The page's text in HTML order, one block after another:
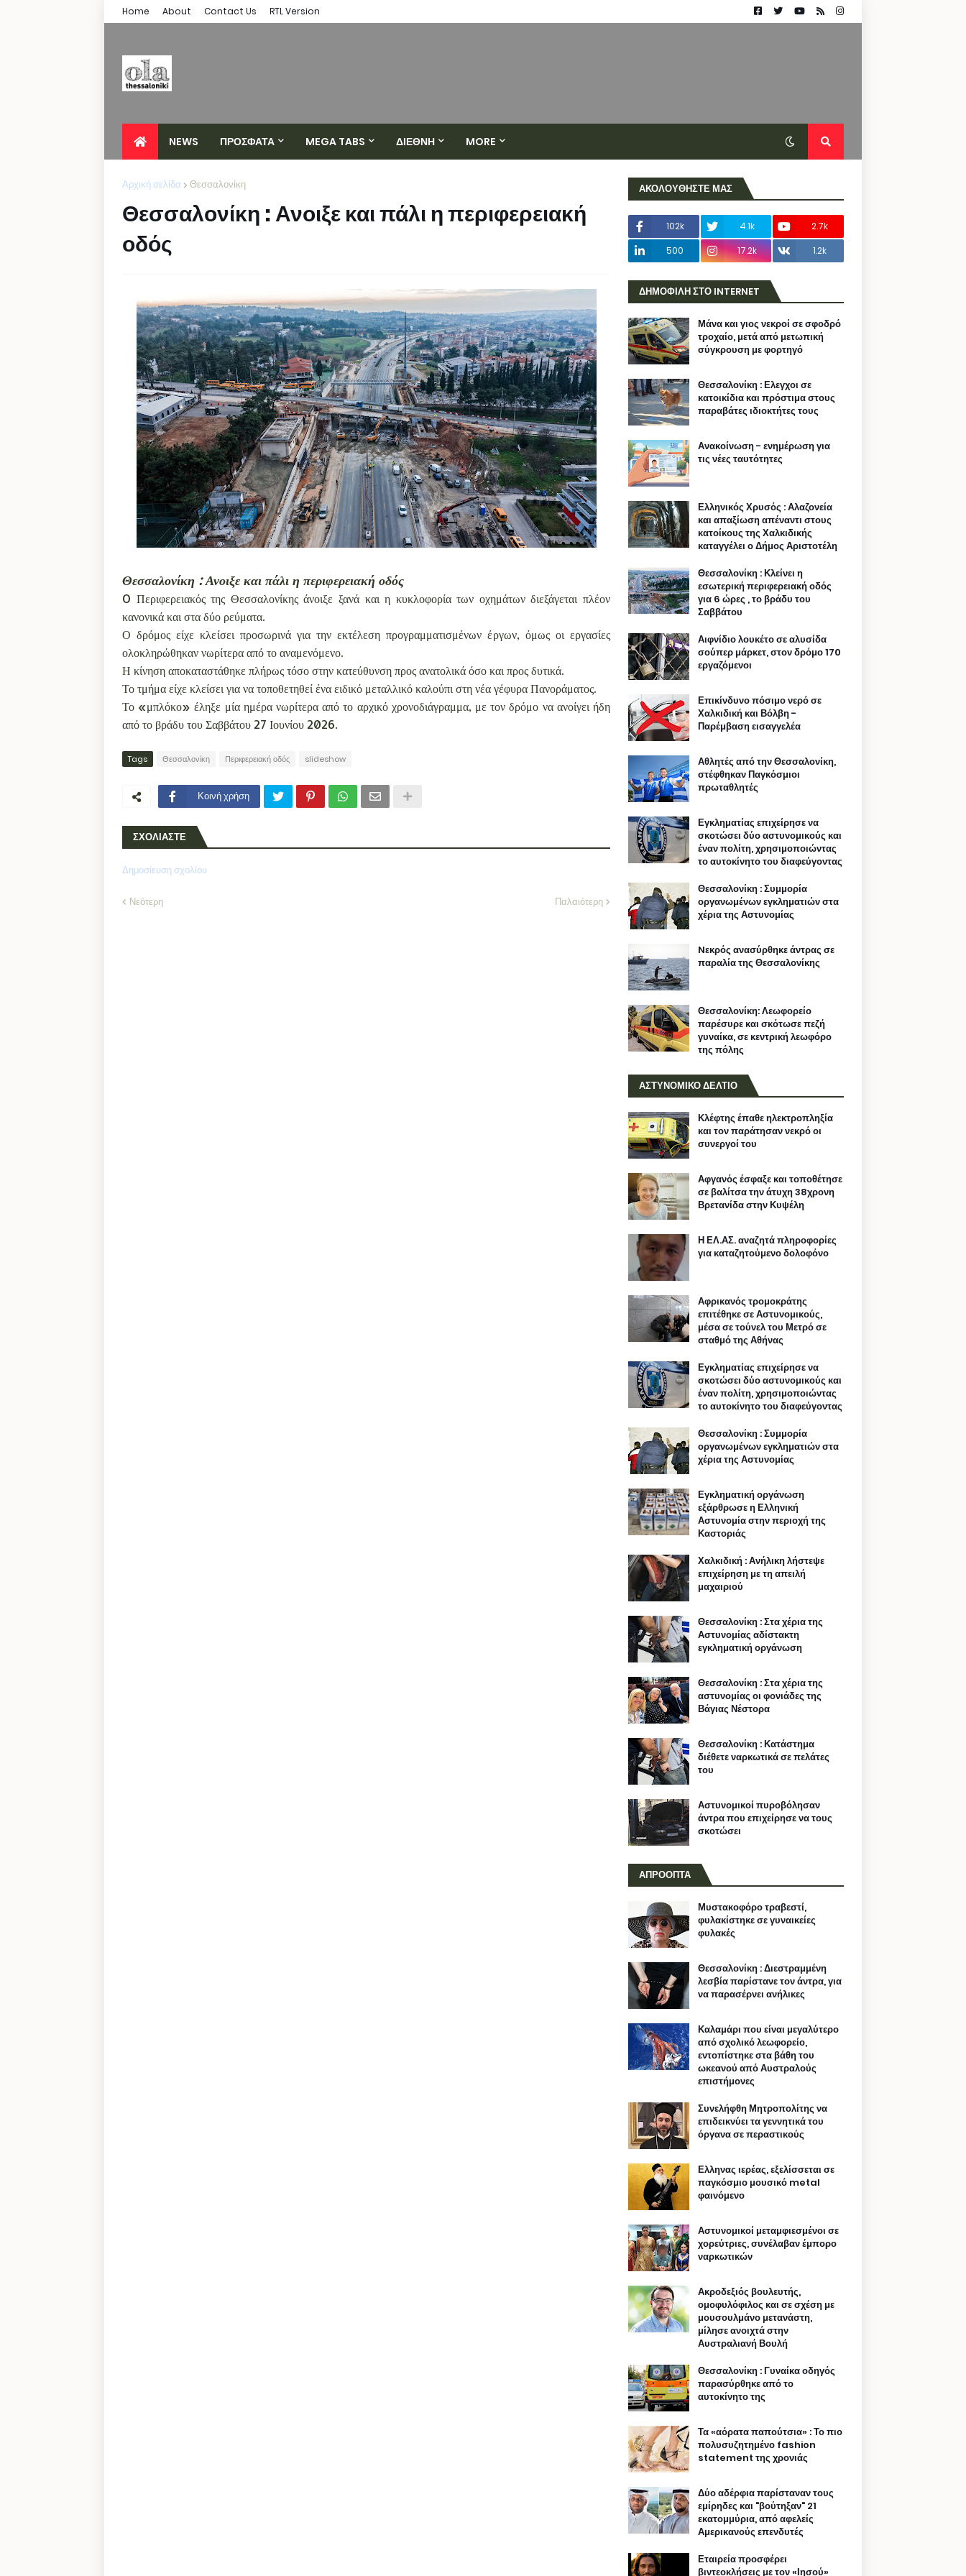
Home About Contact Us RTL Version
NEWS ΠΡΟΣΦΑΤΑ MEGA TABS ΔΙΕΘΝΗ MORE
Αρχική σελίδα Θεσσαλονίκη
Θεσσαλονίκη : Ανοιξε και πάλι η περιφερειακή
οδός
Θεσσαλονίκη : Ανοιξε και πάλι η περιφερειακή οδός
O Περιφερειακός της Θεσσαλονίκης άνοιξε ξανά και η κυκλοφορία των οχημάτων διεξάγεται πλέον
κανονικά και στα δύο ρεύματα.
Ο δρόμος είχε κλείσει προσωρινά για την εκτέλεση προγραμματισμένων έργων, όμως οι εργασίες
ολοκληρώθηκαν νωρίτερα από το αναμενόμενο.
Η κίνηση αποκαταστάθηκε πλήρως τόσο στην κατεύθυνση προς ανατολικά όσο και προς δυτικά.
Το τμήμα είχε κλείσει για να τοποθετηθεί ένα ειδικό μεταλλικό καλούπι στη νέα γέφυρα Πανοράματος.
Το «μπλόκο» έληξε μία ημέρα νωρίτερα από το αρχικό χρονοδιάγραμμα, με τον δρόμο να ανοίγει ήδη
από το βράδυ του Σαββάτου 27 Ιουνίου 2026.
Tags Θεσσαλονίκη Περιφερειακή οδός slideshow
Κοινή χρήση
ΣΧΟΛΙΑΣΤΕ
Δημοσίευση σχολίου
Νεότερη Παλαιότερη
ΑΚΟΛΟΥΘΗΣΤΕ ΜΑΣ
102k 4.1k
2.7k
500
17.2k 1.2k
ΔΗΜΟΦΙΛΗ ΣΤΟ INTERNET
Μάνα και γιος νεκροί σε σφοδρό
τροχαίο, μετά από μετωπική
σύγκρουση με φορτηγό
Θεσσαλονίκη : Ελεγχοι σε
κατοικίδια και πρόστιμα στους
παραβάτες ιδιοκτήτες τους
Ανακοίνωση - ενημέρωση για
τις νέες ταυτότητες
Ελληνικός Χρυσός : Αλαζονεία
και απαξίωση απέναντι στους
κατοίκους της Χαλκιδικής
καταγγέλει ο Δήμος Αριστοτέλη
Θεσσαλονίκη : Κλείνει η
εσωτερική περιφερειακή οδός
για 6 ώρες , το βράδυ του
Σαββάτου
Αιφνίδιο λουκέτο σε αλυσίδα
σούπερ μάρκετ, στον δρόμο 170
εργαζόμενοι
Επικίνδυνο πόσιμο νερό σε
Χαλκιδική και Βόλβη -
Παρέμβαση εισαγγελέα
Αθλητές από την Θεσσαλονίκη,
στέφθηκαν Παγκόσμιοι
πρωταθλητές
Εγκληματίας επιχείρησε να
σκοτώσει δύο αστυνομικούς και
έναν πολίτη, χρησιμοποιώντας
το αυτοκίνητο του διαφεύγοντας
Θεσσαλονίκη : Συμμορία
οργανωμένων εγκληματιών στα
χέρια της Αστυνομίας
Nεκρός ανασύρθηκε άντρας σε
παραλία της Θεσσαλονίκης
Θεσσαλονίκη: Λεωφορείο
παρέσυρε και σκότωσε πεζή
γυναίκα, σε κεντρική λεωφόρο
της πόλης
ΑΣΤΥΝΟΜΙΚΟ ΔΕΛΤΙΟ
Κλέφτης έπαθε ηλεκτροπληξία
και τον παράτησαν νεκρό οι
συνεργοί του
Αφγανός έσφαξε και τοποθέτησε
σε βαλίτσα την άτυχη 38χρονη
Βρετανίδα στην Κυψέλη
Η ΕΛ.ΑΣ. αναζητά πληροφορίες
για καταζητούμενο δολοφόνο
Αφρικανός τρομοκράτης
επιτέθηκε σε Αστυνομικούς,
μέσα σε τούνελ του Μετρό σε
σταθμό της Αθήνας
Εγκληματίας επιχείρησε να
σκοτώσει δύο αστυνομικούς και
έναν πολίτη, χρησιμοποιώντας
το αυτοκίνητο του διαφεύγοντας
Θεσσαλονίκη : Συμμορία
οργανωμένων εγκληματιών στα
χέρια της Αστυνομίας
Εγκληματική οργάνωση
εξάρθρωσε η Ελληνική
Αστυνομία στην περιοχή της
Καστοριάς
Χαλκιδική : Ανήλικη λήστεψε
επιχείρηση με τη απειλή
μαχαιριού
Θεσσαλονίκη : Στα χέρια της
Αστυνομίας αδίστακτη
εγκληματική οργάνωση
Θεσσαλονίκη : Στα χέρια της
αστυνομίας οι φονιάδες της
Βάγιας Νέστορα
Θεσσαλονίκη : Κατάστημα
διέθετε ναρκωτικά σε πελάτες
του
Αστυνομικοί πυροβόλησαν
άντρα που επιχείρησε να τους
σκοτώσει
ΑΠΡΟΟΠΤΑ
Μυστακοφόρο τραβεστί,
φυλακίστηκε σε γυναικείες
φυλακές
Θεσσαλονίκη : Διεστραμμένη
λεσβία παρίστανε τον άντρα, για
να παρασέρνει ανήλικες
Καλαμάρι που είναι μεγαλύτερο
από σχολικό λεωφορείο,
εντοπίστηκε στα βάθη του
ωκεανού από Αυστραλούς
επιστήμονες
Συνελήφθη Μητροπολίτης να
επιδεικνύει τα γεννητικά του
όργανα σε περαστικούς
Ελληνας ιερέας, εξελίσσεται σε
παγκόσμιο μουσικό metal
φαινόμενο
Αστυνομικοί μεταμφιεσμένοι σε
χορεύτριες, συνέλαβαν έμπορο
ναρκωτικών
Ακροδεξιός βουλευτής,
ομοφυλόφιλος και σε σχέση με
μουσουλμάνο μετανάστη,
μίλησε ανοιχτά στην
Αυστραλιανή Βουλή
Θεσσαλονίκη : Γυναίκα οδηγός
παρασύρθηκε από το
αυτοκίνητο της
Τα «αόρατα παπούτσια» : Το πιο
πολυσυζητημένο fashion
statement της χρονιάς
Δύο αδέρφια παρίσταναν τους
εμίρηδες και "βούτηξαν" 21
εκατομμύρια, από αφελείς
Αμερικανούς επενδυτές
Εταιρεία προσφέρει
βιντεοκλήσεις με τον «Ιησού»